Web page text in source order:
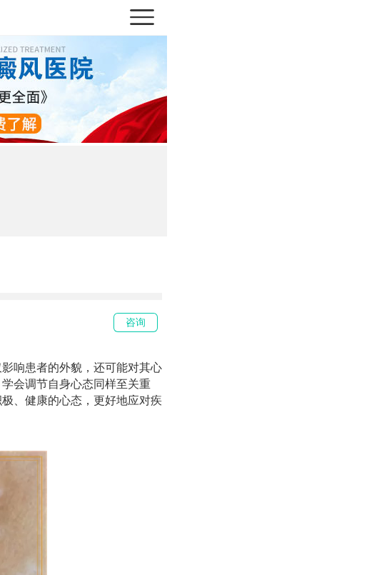
咨询
响患者的外貌，还可能对其心
会调节自身心态同样至关重
、健康的心态，更好地应对疾